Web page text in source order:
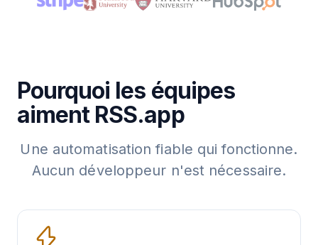
Pourquoi les équipes
aiment RSS.app
Une automatisation fiable qui fonctionne.
Aucun développeur n'est nécessaire.